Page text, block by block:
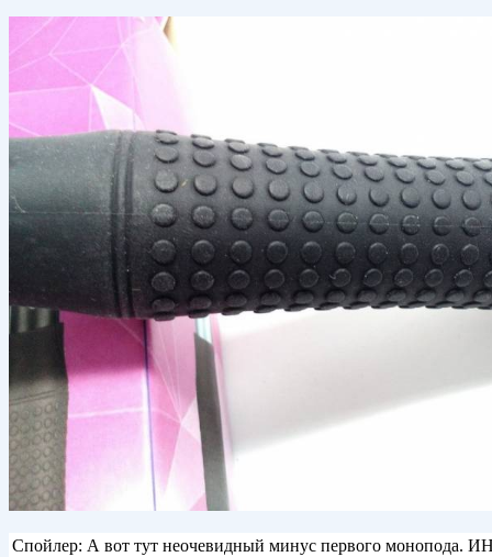
Спойлер: А вот тут неочевидный минус первого монопода.